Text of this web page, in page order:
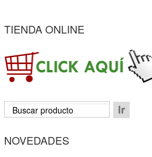
TIENDA ONLINE
NOVEDADES